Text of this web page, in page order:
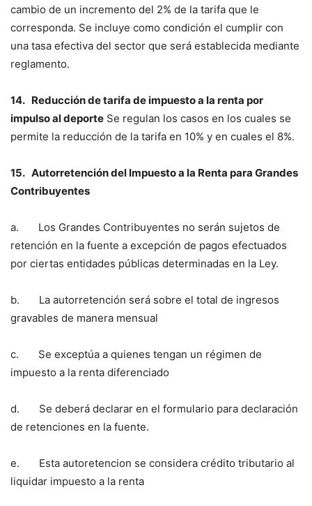
cambio de un incremento del 2% de la tarifa que le
corresponda. Se incluye como condición el cumplir con
una tasa efectiva del sector que será establecida mediante
reglamento.
14. Reducción de tarifa de impuesto a la renta por
impulso al deporte Se regulan los casos en los cuales se
permite la reducción de la tarifa en 10% y en cuales el 8%.
15. Autorretención del Impuesto a la Renta para Grandes
Contribuyentes
a. Los Grandes Contribuyentes no serán sujetos de
retención en la fuente a excepción de pagos efectuados
por ciertas entidades públicas determinadas en la Ley.
b. La autorretención será sobre el total de ingresos
gravables de manera mensual
c. Se exceptúa a quienes tengan un régimen de
impuesto a la renta diferenciado
d. Se deberá declarar en el formulario para declaración
de retenciones en la fuente.
e. Esta autoretencion se considera crédito tributario al
liquidar impuesto a la renta